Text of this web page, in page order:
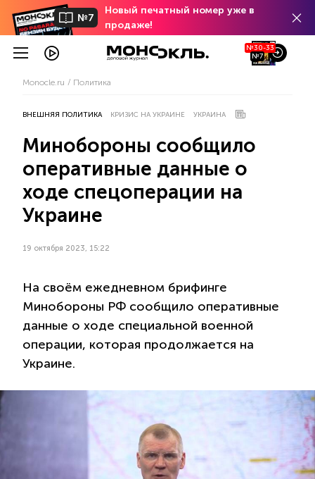
№7
Новый печатный номер уже в
продаже!
№30-33
№7
Monocle.ru Политика
ВНЕШНЯЯ ПОЛИТИКА КРИЗИС НА УКРАИНЕ УКРАИНА
Минобороны сообщило
оперативные данные о
ходе спецоперации на
Украине
19 октября 2023, 15:22
На своём ежедневном брифинге
Минобороны РФ сообщило оперативные
данные о ходе специальной военной
операции, которая продолжается на
Украине.